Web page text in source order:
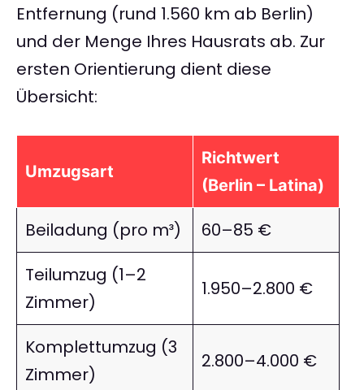
Entfernung (rund 1.560 km ab Berlin)
und der Menge Ihres Hausrats ab. Zur
ersten Orientierung dient diese
Übersicht:
Umzugsart
Richtwert
(Berlin – Latina)
Beiladung (pro m³)
60–85 €
Teilumzug (1–2
Zimmer)
1.950–2.800 €
Komplettumzug (3
Zimmer)
2.800–4.000 €